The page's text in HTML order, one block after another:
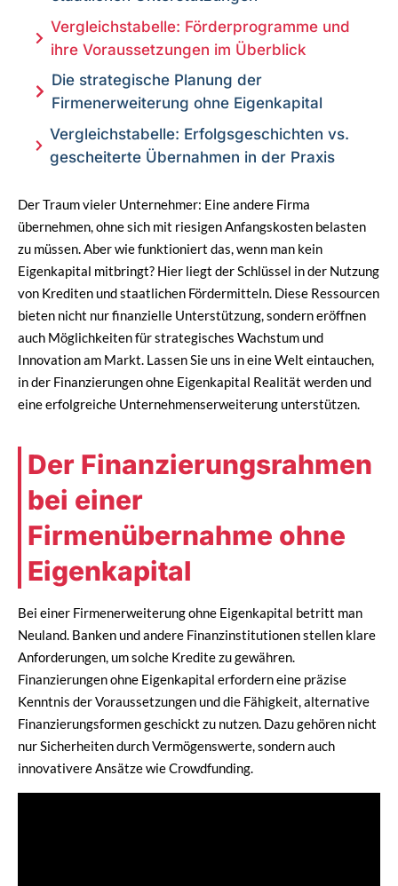
Vergleichstabelle: Förderprogramme und
ihre Voraussetzungen im Überblick
Die strategische Planung der
Firmenerweiterung ohne Eigenkapital
Vergleichstabelle: Erfolgsgeschichten vs.
gescheiterte Übernahmen in der Praxis
Der Traum vieler Unternehmer: Eine andere Firma
übernehmen, ohne sich mit riesigen Anfangskosten belasten
zu müssen. Aber wie funktioniert das, wenn man kein
Eigenkapital mitbringt? Hier liegt der Schlüssel in der Nutzung
von Krediten und staatlichen Fördermitteln. Diese Ressourcen
bieten nicht nur finanzielle Unterstützung, sondern eröffnen
auch Möglichkeiten für strategisches Wachstum und
Innovation am Markt. Lassen Sie uns in eine Welt eintauchen,
in der Finanzierungen ohne Eigenkapital Realität werden und
eine erfolgreiche Unternehmenserweiterung unterstützen.
Der Finanzierungsrahmen
bei einer
Firmenübernahme ohne
Eigenkapital
Bei einer Firmenerweiterung ohne Eigenkapital betritt man
Neuland. Banken und andere Finanzinstitutionen stellen klare
Anforderungen, um solche Kredite zu gewähren.
Finanzierungen ohne Eigenkapital erfordern eine präzise
Kenntnis der Voraussetzungen und die Fähigkeit, alternative
Finanzierungsformen geschickt zu nutzen. Dazu gehören nicht
nur Sicherheiten durch Vermögenswerte, sondern auch
innovativere Ansätze wie Crowdfunding.